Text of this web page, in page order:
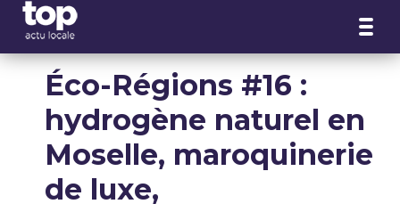
Éco-Régions #16 :
hydrogène naturel en
Moselle, maroquinerie
de luxe,
Panneau de gestion des cookies